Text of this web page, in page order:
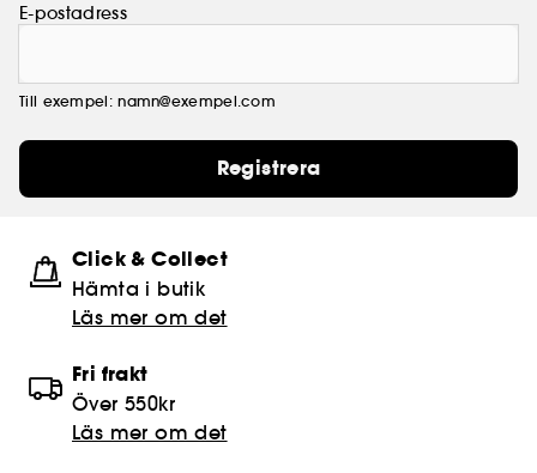
E-postadress
Till exempel: namn@exempel.com
Registrera
Click & Collect
Hämta i butik​
Läs mer om det
Fri frakt
Över 550kr
Läs mer om det